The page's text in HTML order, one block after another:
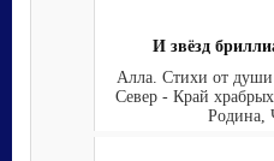
И звёзд
Алла. Стихи от
Север - Край
Родина,